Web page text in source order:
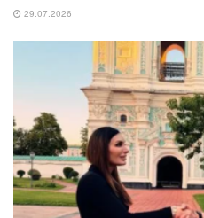
29.07.2026